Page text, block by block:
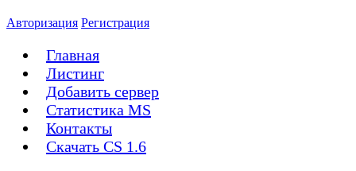
Авторизация Регистрация
Главная
Листинг
Добавить сервер
Статистика MS
Контакты
Скачать CS 1.6